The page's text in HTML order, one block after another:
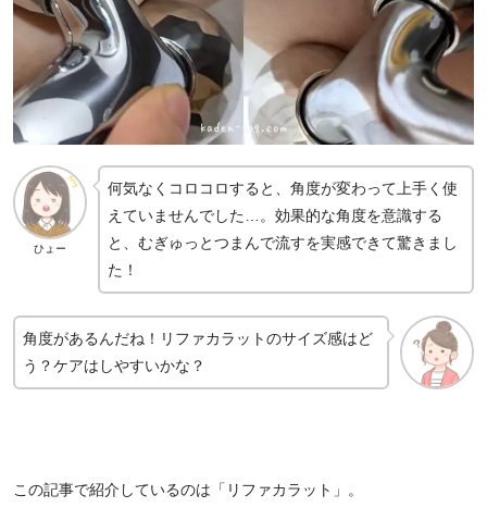
ひょー
何気なくコロコロすると、角度が変わって上手く使
えていませんでした…。効果的な角度を意識する
と、むぎゅっとつまんで流すを実感できて驚きまし
た！
角度があるんだね！リファカラットのサイズ感はど
う？ケアはしやすいかな？
この記事で紹介しているのは「リファカラット」。